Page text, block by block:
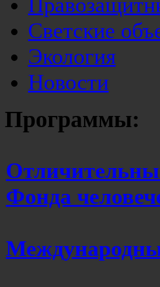
Светские
Экология
Новости
Программы:
Фонда